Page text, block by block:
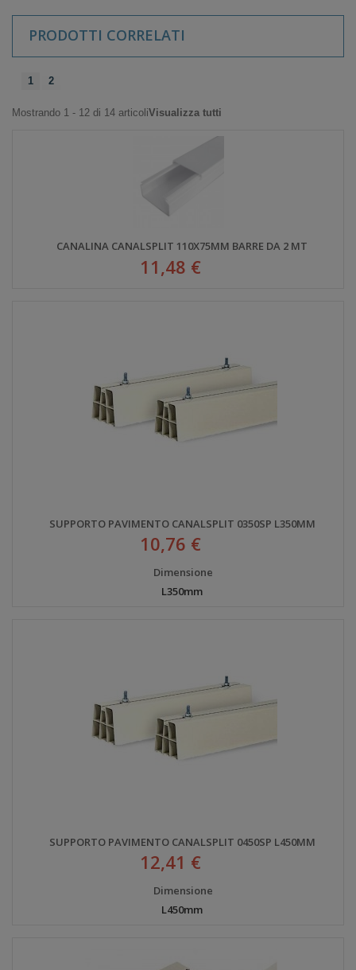
PRODOTTI CORRELATI
1 2
Mostrando 1 - 12 di 14 articoliVisualizza tutti
CANALINA CANALSPLIT 110X75MM BARRE DA 2 MT
11,48 €
SUPPORTO PAVIMENTO CANALSPLIT 0350SP L350MM
10,76 €
Dimensione
L350mm
SUPPORTO PAVIMENTO CANALSPLIT 0450SP L450MM
12,41 €
Dimensione
L450mm